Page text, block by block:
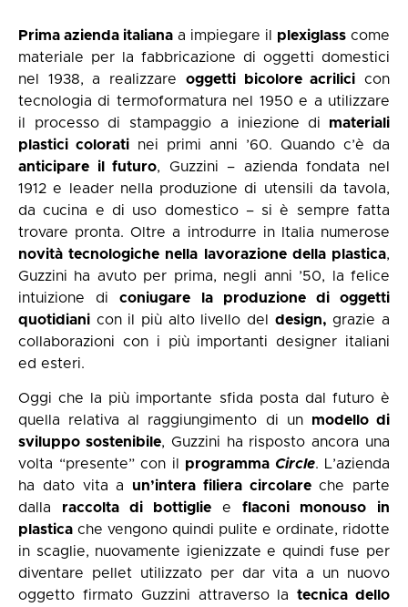
Prima azienda italiana a impiegare il plexiglass come
materiale per la fabbricazione di oggetti domestici
nel 1938, a realizzare oggetti bicolore acrilici con
tecnologia di termoformatura nel 1950 e a utilizzare
il processo di stampaggio a iniezione di materiali
plastici colorati nei primi anni ’60. Quando c’è da
anticipare il futuro, Guzzini – azienda fondata nel
1912 e leader nella produzione di utensili da tavola,
da cucina e di uso domestico – si è sempre fatta
trovare pronta. Oltre a introdurre in Italia numerose
novità tecnologiche nella lavorazione della plastica,
Guzzini ha avuto per prima, negli anni ’50, la felice
intuizione diconiugare la produzione di oggetti
quotidiani con il più alto livello del design, grazie a
collaborazioni con i più importanti designer italiani
ed esteri.
Oggi che la più importante sfida posta dal futuro è
quella relativa al raggiungimento di un modello di
sviluppo sostenibile, Guzzini ha risposto ancora una
volta “presente” con il programma Circle. L’azienda
ha dato vita a un’intera filiera circolareche parte
dalla raccolta di bottiglie e flaconi monouso
in
plastica che vengono quindi pulite e ordinate, ridotte
in scaglie, nuovamente igienizzate e quindi fuse per
diventare pellet utilizzato per dar vita a un nuovo
oggetto firmato Guzzini attraverso latecnica dello